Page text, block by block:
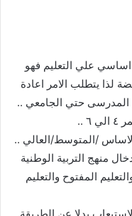
علي التعليم فهو
لذا يتطلب الامر اعادة
المدرسى حتي الجامعي ..
..
منهج التربية الوطنية
المفتوح والتعليم